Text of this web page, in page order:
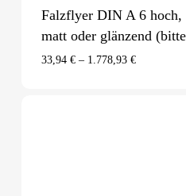
Falzflyer DIN A 6
matt oder glänzend
33,94 €– 1.778,93 €